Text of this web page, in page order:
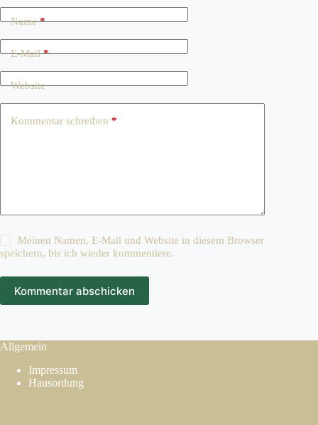
Name*
E-Mail*
Website
Kommentar schreiben *
Meinen Namen, E-Mail und Website in diesem Browser
speichern, bis ich wieder kommentiere.
Kommentar abschicken
Allgemein
Impressum
Hausordung